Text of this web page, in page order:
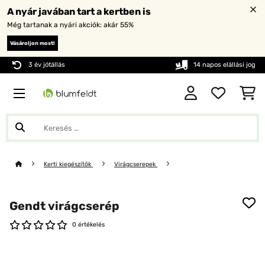
A nyár javában tart a kertben is
Még tartanak a nyári akciók: akár 55%
Vásároljon most!
3 év jótállás 14 napos elállási jog
Kerti kiegészítők Virágcserepek
Gendt virágcserép
0 értékelés